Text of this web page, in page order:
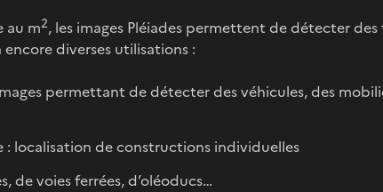
au m2, les images Pléiades permettent de détecter
diverses utilisations :
permettant de détecter des véhicules, des
: localisation de constructions individuelles
de voies ferrées, d’oléoducs…